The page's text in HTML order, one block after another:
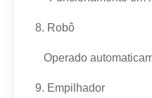
8. Robô
Operado
9. Empilhador